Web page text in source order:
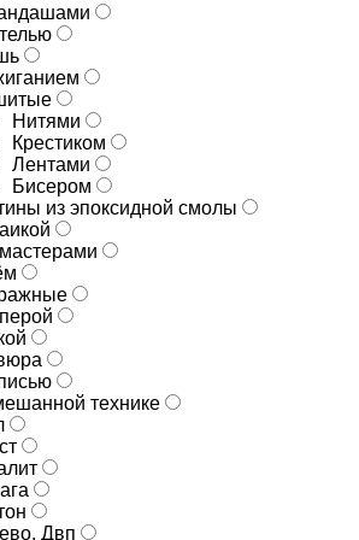
Нитями
Крестиком
Лентами
Бисером
из эпоксидной смолы
технике
Двп